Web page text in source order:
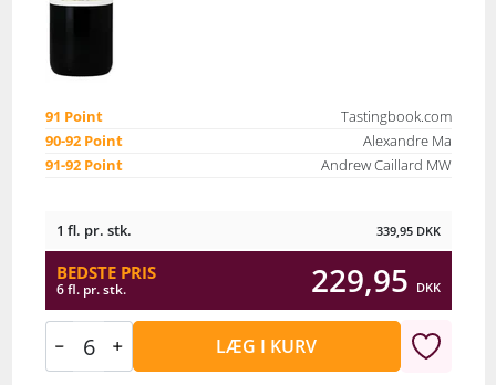
91 Point
Tastingbook.com
90-92 Point
Alexandre Ma
91-92 Point
Andrew Caillard MW
1 fl. pr. stk. 339,95 DKK
BEDSTE PRIS
6 fl. pr. stk. 229,95 DKK
LÆG I KURV